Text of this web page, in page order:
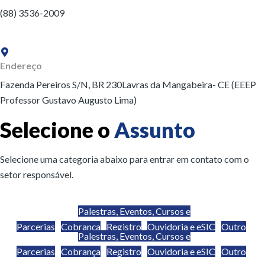
(88) 3536-2009
Endereço
Fazenda Pereiros S/N, BR 230Lavras da Mangabeira- CE (EEEP
Professor Gustavo Augusto Lima)
Selecione oAssunto
Selecione uma categoria abaixo para entrar em contato com o
setor responsável.
Palestras, Eventos, Cursos e
Parcerias Cobrança Registro Ouvidoria e eSIC Outro
Palestras, Eventos, Cursos e
Parcerias Cobrança Registro Ouvidoria e eSIC Outro